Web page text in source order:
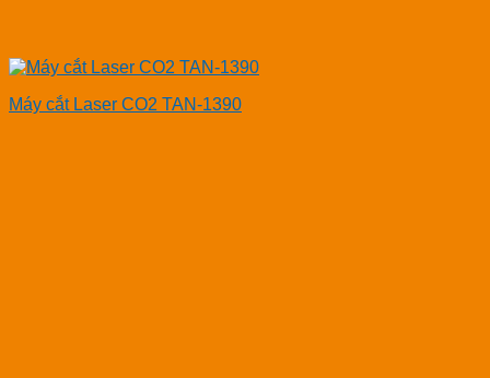
Máy cắt Laser CO2 TAN-1390